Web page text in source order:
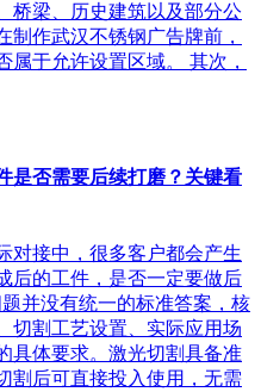
桥梁、历史建筑以及部分公
制作武汉不锈钢广告牌前，
属于允许设置区域。 其次，
是否需要后续打磨？关键看
对接中，很多客户都会产生
后的工件，是否一定要做后
并没有统一的标准答案，核
切割工艺设置、实际应用场
具体要求。激光切割具备准
割后可直接投入使用，无需